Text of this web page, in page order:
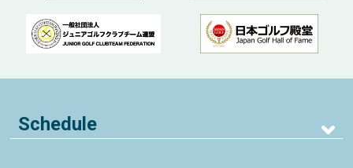
Schedule